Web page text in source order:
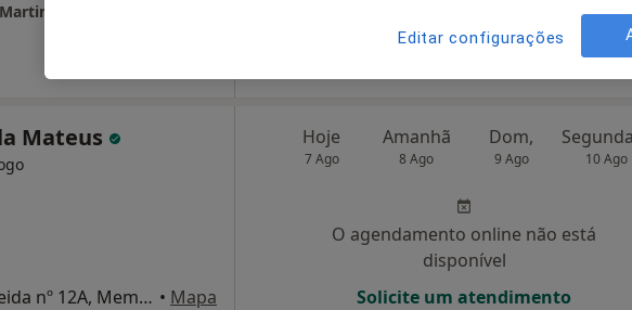
Mateus
Rua José Brandão Almeida nº 12A, Mem Martins • Mapa
Hoje
7 Ago
Amanhã
8 Ago
Dom,
9 Ago 10 Ago
O agendamento online não está
disponível
Solicite um atendimento
Editar configurações